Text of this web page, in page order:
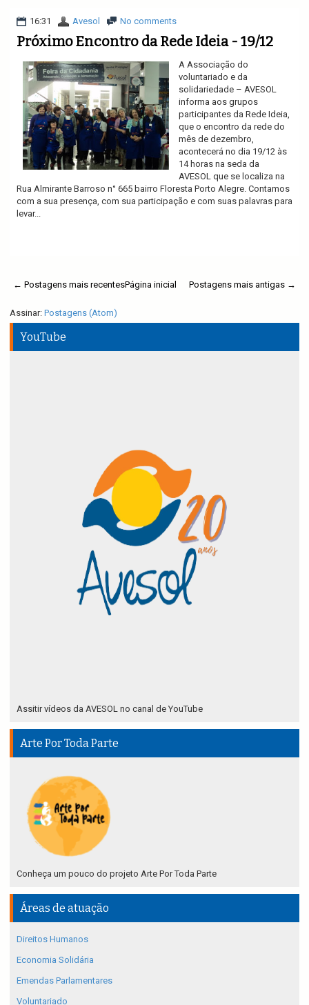
16:31 Avesol No comments
Próximo Encontro da Rede Ideia - 19/12
A Associação do
voluntariado e da
solidariedade – AVESOL
informa aos grupos
participantes da Rede Ideia,
que o encontro da rede do
mês de dezembro,
acontecerá no dia 19/12 às
14 horas na seda da
AVESOL que se localiza na
Rua Almirante Barroso n° 665 bairro Floresta Porto Alegre. Contamos
com a sua presença, com sua participação e com suas palavras para
levar...
← Postagens mais recentes Postagens mais antigas →
Página inicial
Assinar: Postagens (Atom)
YouTube
Assitir vídeos da AVESOL no canal de YouTube
Arte Por Toda Parte
Conheça um pouco do projeto Arte Por Toda Parte
Áreas de atuação
Direitos Humanos
Economia Solidária
Emendas Parlamentares
Voluntariado